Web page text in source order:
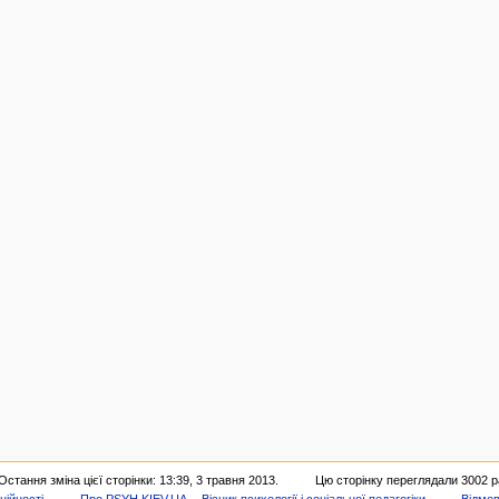
зміна цієї сторінки: 13:39, 3 травня 2013.
Цю сторінку переглядали 3002